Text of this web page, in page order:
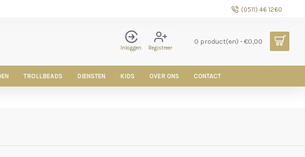
(0511) 46 1260
Inloggen Registreer
0 product(en) - €0,00
TROLLBEADS DIENSTEN KIDS OVER ONS CONTACT